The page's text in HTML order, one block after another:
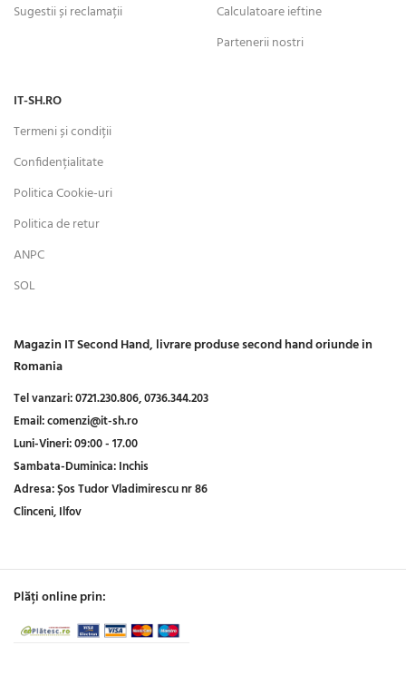
Sugestii și reclamații
Calculatoare ieftine
Partenerii nostri
IT-SH.RO
Termeni și condiții
Confidențialitate
Politica Cookie-uri
Politica de retur
ANPC
SOL
Magazin IT Second Hand, livrare produse second hand oriunde in
Romania
Tel vanzari:0721.230.806,0736.344.203
Email:comenzi@it-sh.ro
Luni-Vineri:09:00 - 17.00
Sambata-Duminica:Inchis
Adresa:Șos Tudor Vladimirescu nr 86
Clinceni, Ilfov
Plăți online prin: